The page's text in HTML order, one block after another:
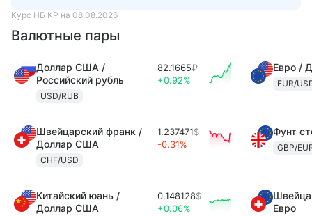
Курс НБ КР на 08.08.2026
Валютные пары
Доллар США /
Российский рубль
USD/RUB
82.1665₽
+0.92%
Евро /
EUR/
Швейцарский франк /
Доллар США
CHF/USD
1.237471$
-0.31%
Фунт
GBP/
Китайский юань /
Доллар США
0.148128$
+0.06%
Евро